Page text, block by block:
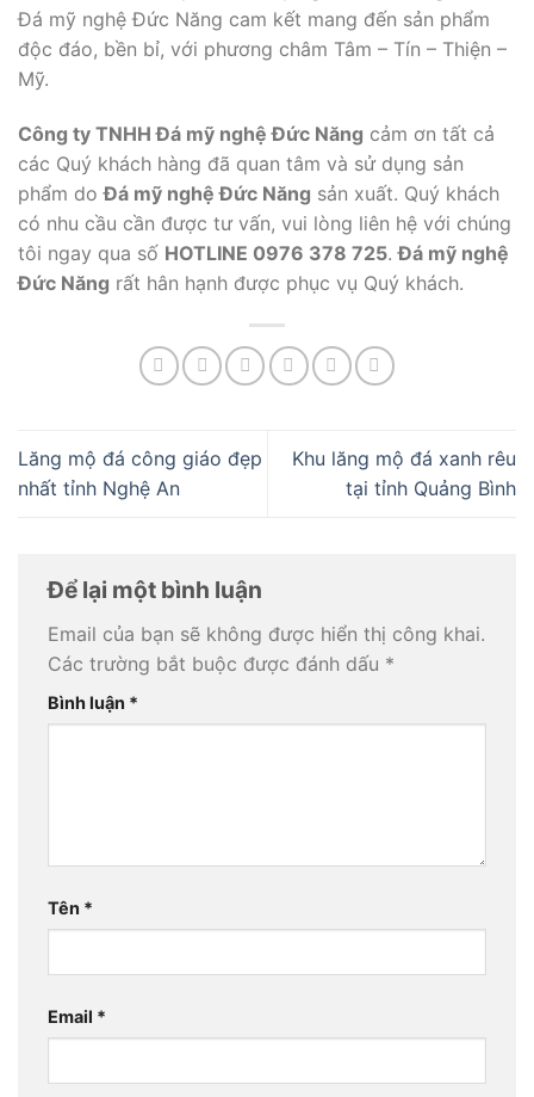
Đá mỹ nghệ Đức Năng cam kết mang đến sản phẩm
độc đáo, bền bỉ, với phương châm Tâm – Tín – Thiện –
Mỹ.
Công ty TNHH Đá mỹ nghệ Đức Năng cảm ơn tất cả
các Quý khách hàng đã quan tâm và sử dụng sản
phẩm doĐá mỹ nghệ Đức Năng sản xuất. Quý khách
có nhu cầu cần được tư vấn, vui lòng liên hệ với chúng
tôi ngay qua số HOTLINE 0976 378 725.Đá mỹ nghệ
Đức Năng rất hân hạnh được phục vụ Quý khách.
Lăng mộ đá công giáo đẹp
nhất tỉnh Nghệ An
Khu lăng mộ đá xanh rêu
tại tỉnh Quảng Bình
Để lại một bình luận
Email của bạn sẽ không được hiển thị công khai.
Các trường bắt buộc được đánh dấu *
Bình luận *
Tên *
Email *